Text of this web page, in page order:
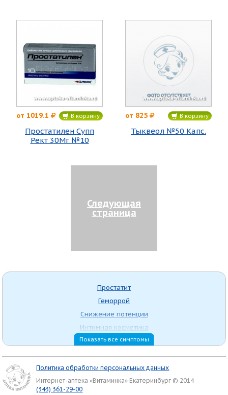
от 1019.1 В корзину
Простатилен Супп
Рект 30Мг №10
от 825 В корзину
Тыквеол №50 Капс.
Следующая
страница
Простатит
Геморрой
Снижение потенции
Интимная косметика
Боли менструальные
Фолликулостимулирующие средства
Антигестагенное
Показать все симптомы
Политика обработки персональных данных
Интернет-аптека «Витаминка» Екатеринбург © 2014
(343) 361-29-00